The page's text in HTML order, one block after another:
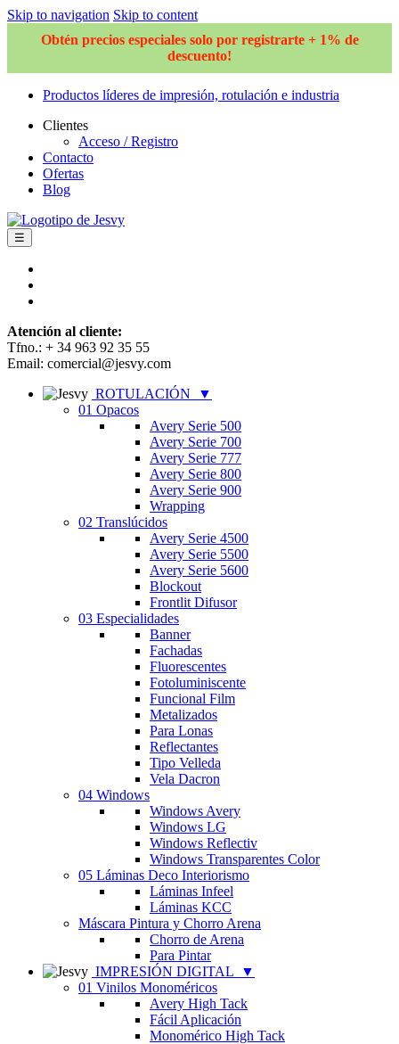
Skip to navigation Skip to content
Obtén precios especiales solo por registrarte + 1% de
descuento!
Productos líderes de impresión, rotulación e industria
Clientes
Acceso / Registro
Contacto
Ofertas
Blog
☰
Atención al cliente:
Tfno.: + 34 963 92 35 55
Email: comercial@jesvy.com
ROTULACIÓN
▼
01 Opacos
Avery Serie 500
Avery Serie 700
Avery Serie 777
Avery Serie 800
Avery Serie 900
Wrapping
02 Translúcidos
Avery Serie 4500
Avery Serie 5500
Avery Serie 5600
Blockout
Frontlit Difusor
03 Especialidades
Banner
Fachadas
Fluorescentes
Fotoluminiscente
Funcional Film
Metalizados
Para Lonas
Reflectantes
Tipo Velleda
Vela Dacron
04 Windows
Windows Avery
Windows LG
Windows Reflectiv
Windows Transparentes Color
05 Láminas Deco Interiorismo
Láminas Infeel
Láminas KCC
Máscara Pintura y Chorro Arena
Chorro de Arena
Para Pintar
IMPRESIÓN DIGITAL
▼
01 Vinilos Monoméricos
Avery High Tack
Fácil Aplicación
Monomérico High Tack